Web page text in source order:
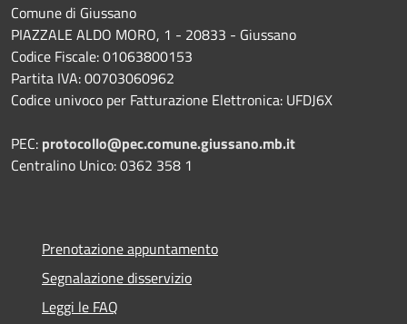
Comune di Giussano
PIAZZALE ALDO MORO, 1 - 20833 - Giussano
Codice Fiscale: 01063800153
Partita IVA: 00703060962
Codice univoco per Fatturazione Elettronica: UFDJ6X
PEC: protocollo@pec.comune.giussano.mb.it
Centralino Unico: 0362 358 1
Prenotazione appuntamento
Segnalazione disservizio
Leggi le FAQ